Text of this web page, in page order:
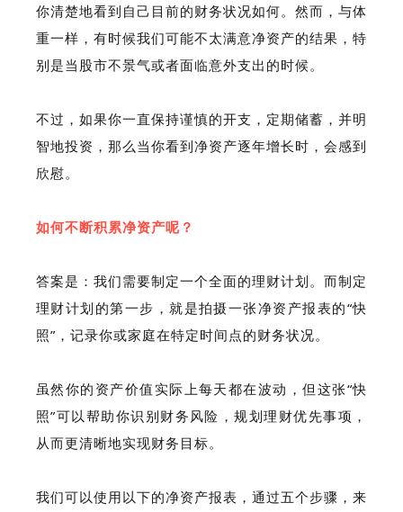
你清楚地看到自己目前的财务状况如何。然而，与体
重一样，有时候我们可能不太满意净资产的结果，特
别是当股市不景气或者面临意外支出的时候。
不过，如果你一直保持谨慎的开支，定期储蓄，并明
智地投资，那么当你看到净资产逐年增长时，会感到
欣慰。
如何不断积累净资产呢？
答案是：我们需要制定一个全面的理财计划。而制定
理财计划的第一步，就是拍摄一张净资产报表的“快
照”，记录你或家庭在特定时间点的财务状况。
虽然你的资产价值实际上每天都在波动，但这张“快
照”可以帮助你识别财务风险，规划理财优先事项，
从而更清晰地实现财务目标。
我们可以使用以下的净资产报表，通过五个步骤，来